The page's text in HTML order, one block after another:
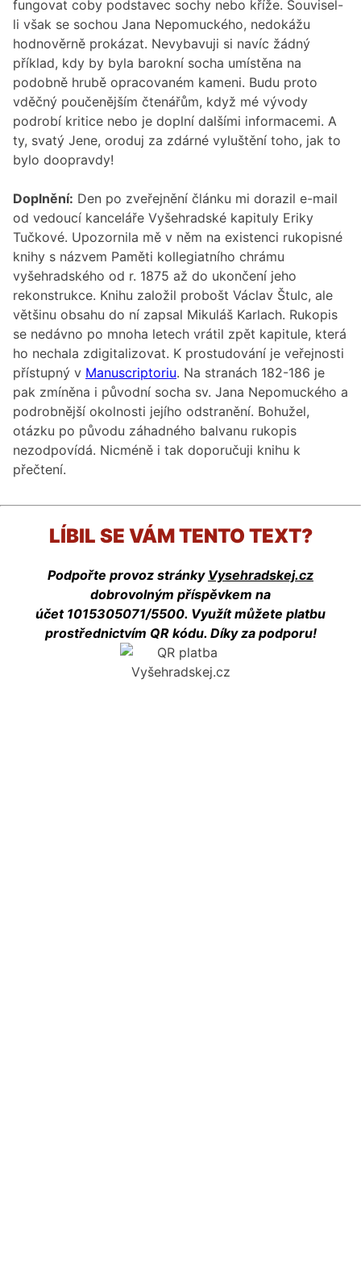
fungovat coby podstavec sochy nebo kříže. Souvisel-
li však se sochou Jana Nepomuckého, nedokážu
hodnověrně prokázat. Nevybavuji si navíc žádný
příklad, kdy by byla barokní socha umístěna na
podobně hrubě opracovaném kameni. Budu proto
vděčný poučenějším čtenářům, když mé vývody
podrobí kritice nebo je doplní dalšími informacemi. A
ty, svatý Jene, oroduj za zdárné vyluštění toho, jak to
bylo doopravdy!
Doplnění: Den po zveřejnění článku mi dorazil e-mail
od vedoucí kanceláře Vyšehradské kapituly Eriky
Tučkové. Upozornila mě v něm na existenci rukopisné
knihy s názvem Paměti kollegiatního chrámu
vyšehradského od r. 1875 až do ukončení jeho
rekonstrukce. Knihu založil probošt Václav Štulc, ale
většinu obsahu do ní zapsal Mikuláš Karlach. Rukopis
se nedávno po mnoha letech vrátil zpět kapitule, která
ho nechala zdigitalizovat. K prostudování je veřejnosti
přístupný v Manuscriptoriu. Na stranách 182-186 je
pak zmíněna i původní socha sv. Jana Nepomuckého a
podrobnější okolnosti jejího odstranění. Bohužel,
otázku po původu záhadného balvanu rukopis
nezodpovídá. Nicméně i tak doporučuji knihu k
přečtení.
LÍBIL SE VÁM TENTO TEXT?
Podpořte provoz stránky Vysehradskej.cz
dobrovolným příspěvkem na
účet 1015305071/5500. Využít můžete platbu
prostřednictvím QR kódu. Díky za podporu!